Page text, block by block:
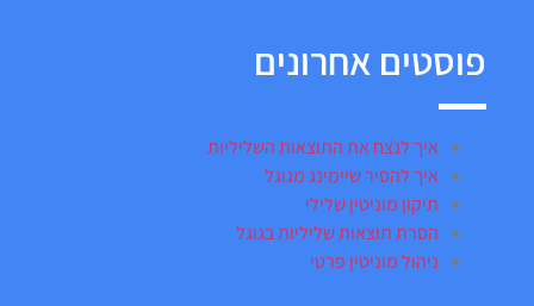
פוסטים אחרונים
איך לנצח את התוצאות השליליות
איך להסיר שיימינג מגוגל
תיקון מוניטין שלילי
הסרת תוצאות שליליות בגוגל
ניהול מוניטין פרטי